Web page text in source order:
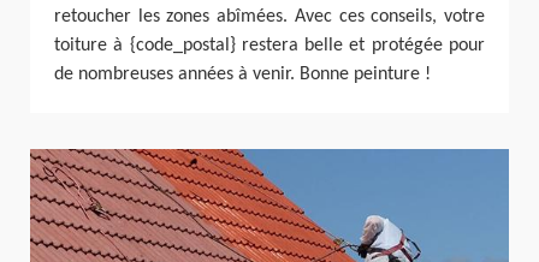
retoucher les zones abîmées. Avec ces conseils, votre
toiture à {code_postal} restera belle et protégée pour
de nombreuses années à venir. Bonne peinture !